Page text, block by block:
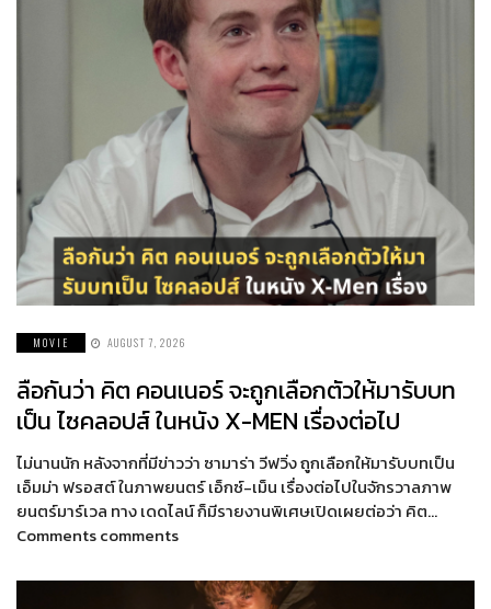
MOVIE AUGUST 7, 2026
ลือกันว่า คิต คอนเนอร์ จะถูกเลือกตัวให้มารับบท
เป็น ไซคลอปส์ ในหนัง X-MEN เรื่องต่อไป
ไม่นานนัก หลังจากที่มีข่าวว่า ซามาร่า วีฟวิ่ง ถูกเลือกให้มารับบทเป็น
เอ็มม่า ฟรอสต์ ในภาพยนตร์ เอ็กซ์-เม็น เรื่องต่อไปในจักรวาลภาพ
ยนตร์มาร์เวล ทาง เดดไลน์ ก็มีรายงานพิเศษเปิดเผยต่อว่า คิต…
Comments comments